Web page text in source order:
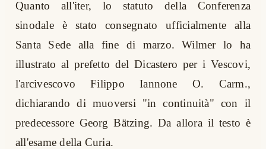
Quanto all'iter, lo statuto della Conferenza
sinodale è stato consegnato ufficialmente alla
Santa Sede alla fine di marzo. Wilmer lo ha
illustrato al prefetto del Dicastero per i Vescovi,
l'arcivescovo Filippo Iannone O. Carm.,
dichiarando di muoversi "in continuità" con il
predecessore Georg Bätzing. Da allora il testo è
all'esame della Curia.